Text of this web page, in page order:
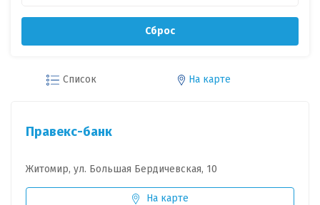
Сброс
Список На карте
Правекс-банк
Житомир, ул. Большая Бердичевская, 10
На карте